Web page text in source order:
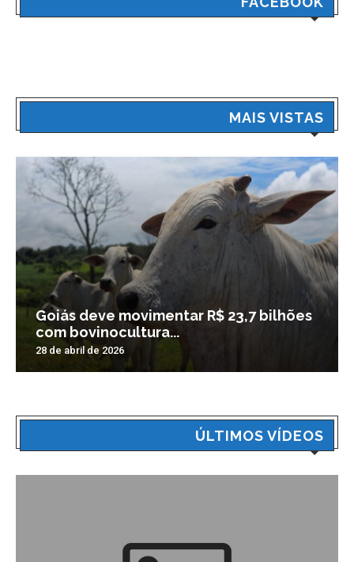
MAIS VISTAS
Goiás deve movimentar R$ 23,7 bilhões
com bovinocultura...
28 de abril de 2026
ÚLTIMOS VÍDEOS